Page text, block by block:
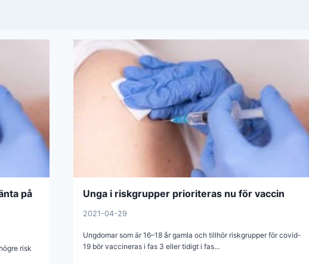
på
risk
Unga i riskgrupper prioriteras nu för vaccin
2021-04-29
Ungdomar som är 16–18 år gamla och tillhör riskgrupper för covid-
19 bör vaccineras i fas 3 eller tidigt i fas…